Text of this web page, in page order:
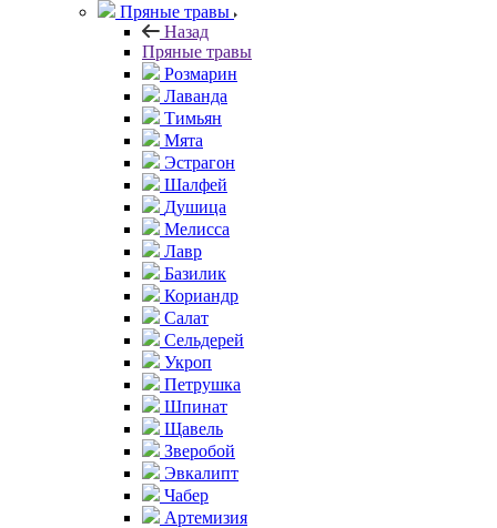
Пряные травы
Назад
Пряные травы
Розмарин
Лаванда
Тимьян
Мята
Эстрагон
Шалфей
Душица
Мелисса
Лавр
Базилик
Кориандр
Салат
Сельдерей
Укроп
Петрушка
Шпинат
Щавель
Зверобой
Эвкалипт
Чабер
Артемизия